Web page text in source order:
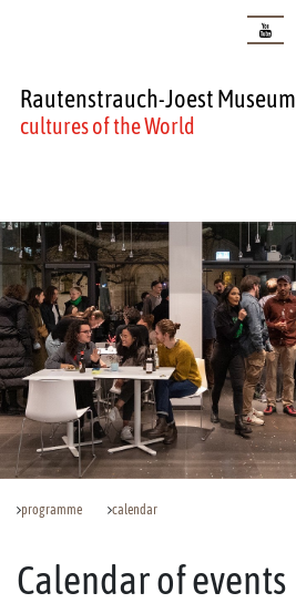
Rautenstrauch-Joest Museum
cultures of the World
programme calendar
Calendar of events